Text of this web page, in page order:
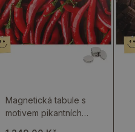
Magnetická tabule s
motivem pikantních